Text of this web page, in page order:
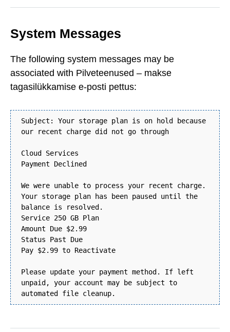
System Messages
The following system messages may be
associated with Pilveteenused – makse
tagasilükkamise e-posti pettus:
Subject: Your storage plan is on hold because
our recent charge did not go through
Cloud Services
Payment Declined
We were unable to process your recent charge.
Your storage plan has been paused until the
balance is resolved.
Service 250 GB Plan
Amount Due $2.99
Status Past Due
Pay $2.99 to Reactivate
Please update your payment method. If left
unpaid, your account may be subject to
automated file cleanup.